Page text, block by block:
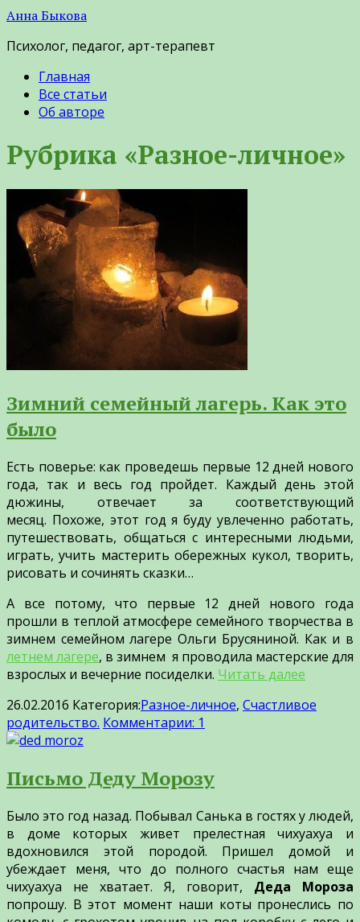
Анна Быкова
Психолог, педагог, арт-терапевт
Главная
Все статьи
Об авторе
Рубрика «Разное-личное»
Зимний семейный лагерь. Как это
было
Есть поверье: как проведешь первые 12 дней нового
года, так и весь год пройдет. Каждый день этой
дюжины, отвечает за соответствующий
месяц. Похоже, этот год я буду увлеченно работать,
путешествовать, общаться с интересными людьми,
играть, учить мастерить обережных кукол, творить,
рисовать и сочинять сказки…
А все потому, что первые 12 дней нового года
прошли в теплой атмосфере семейного творчества в
зимнем семейном лагере Ольги Брусяниной. Как и в
летнем лагере, в зимнем я проводила мастерские для
взрослых и вечерние посиделки. Читать далее
26.02.2016 Категория:Разное-личное, Счастливое
родительство. Комментарии: 1
Письмо Деду Морозу
Было это год назад. Побывал Санька в гостях у людей,
в доме которых живет прелестная чихуахуа и
вдохновился этой породой. Пришел домой и
убеждает меня, что до полного счастья нам еще
чихуахуа не хватает. Я, говорит, Деда Мороза
попрошу. В этот момент наши коты пронеслись по